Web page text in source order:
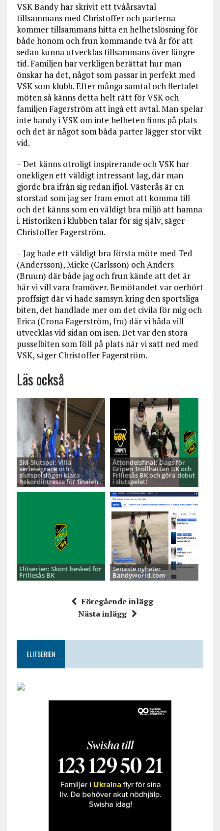
VSK Bandy har skrivit ett tvåårsavtal
tillsammans med Christoffer och parterna
kommer tillsammans hitta en helhetslösning för
både honom och frun kommande två år för att
sedan kunna utvecklas tillsammans över längre
tid. Familjen har verkligen berättat hur man
önskar ha det, något som passar in perfekt med
VSK som klubb. Efter många samtal och flertalet
möten så känns detta helt rätt för VSK och
familjen Fagerström att ingå ett avtal. Man spelar
inte bandy i VSK om inte helheten finns på plats
och det är något som båda parter lägger stor vikt
vid.
– Det känns otroligt inspirerande och VSK har
onekligen ett väldigt intressant lag, där man
gjorde bra ifrån sig redan ifjol. Västerås är en
storstad som jag ser fram emot att komma till
och det känns som en väldigt bra miljö att hamna
i. Historiken i klubben talar för sig själv, säger
Christoffer Fagerström.
– Jag hade ett väldigt bra första möte med Ted
(Andersson), Micke (Carlsson) och Anders
(Bruun) där både jag och frun kände att det är
här vi vill vara framöver. Bemötandet var oerhört
proffsigt där vi hade samsyn kring den sportsliga
biten, det handlade mer om det civila för mig och
Erica (Crona Fagerström, fru) där vi båda vill
utvecklas vid sidan om isen. Det var den stora
pusselbiten som föll på plats när vi satt ned med
VSK, säger Christoffer Fagerström.
Läs också
SM-Slutspel: Villa
seriesegrare och
slutspelslagen klara -
Rekordintresse för finalen
Åttondelsfinal: Dags för
Gripen Trollhättan BK och
Frillesås BK och göra debut
i slutspelet!
Elitserien: Skönt besked för
Frillesås BK
Senaste nyheter
Bandyworld.com
Föregående inlägg
Nästa inlägg
ELITSERIEN